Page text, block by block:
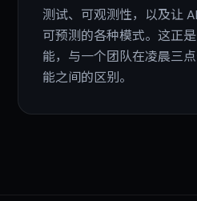
测试、可观测性，以及让
可预测的各种模式。这正
能，与一个团队在凌晨三
能之间的区别。